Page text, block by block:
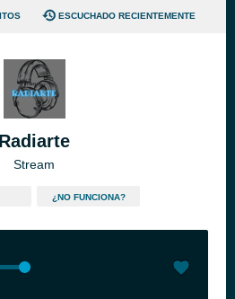
ESCUCHADO RECIENTEMENTE
Radiarte
Stream
¿NO FUNCIONA?